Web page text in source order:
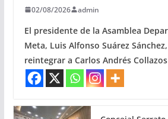
02/08/2026 admin
El presidente de la Asamblea
Meta, Luis Alfonso Suárez
reintegrar a Carlos Andrés